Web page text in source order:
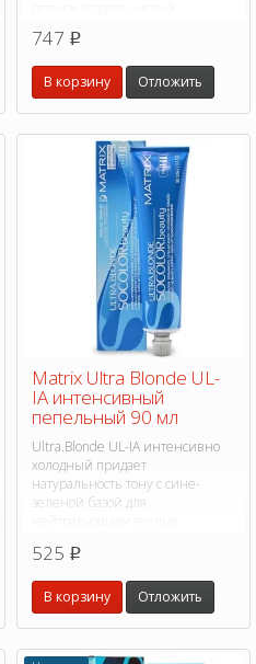
нейтрализует теплый
нежелательный фон
осветления и сохраняет чистоту
цвета.
747 p
В корзину Отложить
Matrix Ultra Blonde UL-
IA интенсивный
пепельный 90 мл
Ultra.Blonde UL-IA интенсивно
холодный придает
натуральность тону с сине-
зеленой базой для
525 p
В корзину Отложить